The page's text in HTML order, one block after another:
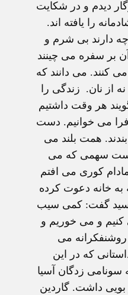
ديدم و در شکايت
را يافته اند.
دارند بی شرم و
بر سفره می چينند
کنند. می دانند که
از نان. زندگی را
هر وقت داشتيم
می خوانيم. دست
همت بلند می
هست سهمی که می
مادام کوری می افتم
خانه دعوت کرده
گفت: کمی سيب
و می خوريم و
می
که در اين
سونامی زدگان آسيا
بويی داشت. گاردين